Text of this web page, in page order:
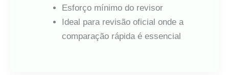
Esforço mínimo do revisor
Ideal para revisão oficial onde a
comparação rápida é essencial